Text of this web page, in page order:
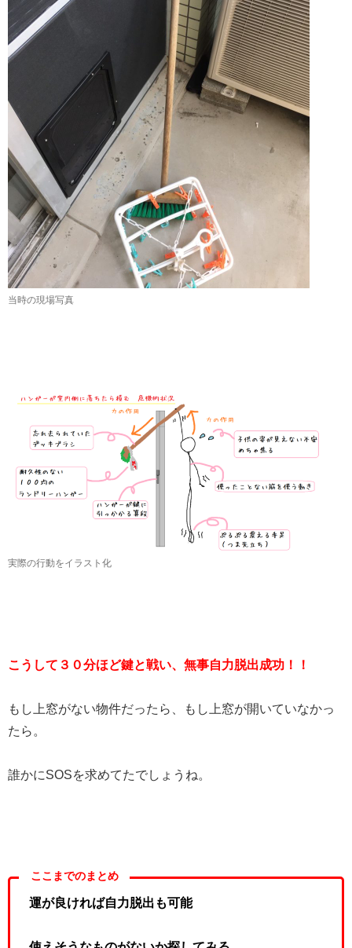
当時の現場写真
実際の行動をイラスト化
こうして３０分ほど鍵と戦い、無事自力脱出成功！！
もし上窓がない物件だったら、もし上窓が開いていなかっ
たら。
誰かにSOSを求めてたでしょうね。
ここまでのまとめ
運が良ければ自力脱出も可能